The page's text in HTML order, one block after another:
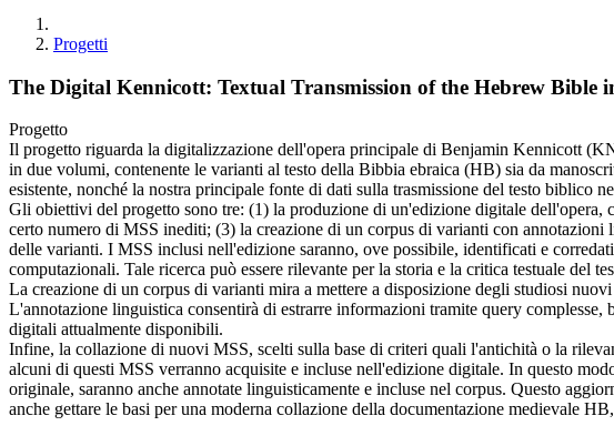
Progetti
The Digital Kennicott: Textual Transmission of the Hebrew Bible
Progetto
Il progetto riguarda la digitalizzazione dell'opera principale di Benjamin Kennicott
in due volumi, contenente le varianti al testo della Bibbia ebraica (HB) sia da
esistente, nonché la nostra principale fonte di dati sulla trasmissione del testo biblico
Gli obiettivi del progetto sono tre: (1) la produzione di un'edizione digitale
certo numero di MSS inediti; (3) la creazione di un corpus di varianti con
delle varianti. I MSS inclusi nell'edizione saranno, ove possibile, identificati e
computazionali. Tale ricerca può essere rilevante per la storia e la critica testuale del
La creazione di un corpus di varianti mira a mettere a disposizione degli studiosi
L'annotazione linguistica consentirà di estrarre informazioni tramite query
digitali attualmente disponibili.
Infine, la collazione di nuovi MSS, scelti sulla base di criteri quali l'antichità o la
alcuni di questi MSS verranno acquisite e incluse nell'edizione digitale. In questo
originale, saranno anche annotate linguisticamente e incluse nel corpus. Questo
anche gettare le basi per una moderna collazione della documentazione medievale